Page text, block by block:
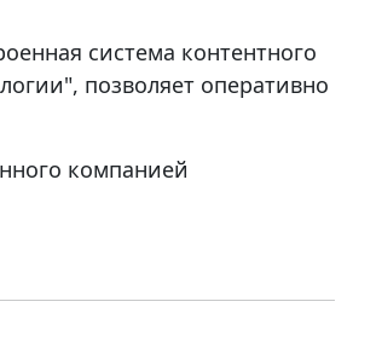
система контентного
позволяет оперативно
компанией